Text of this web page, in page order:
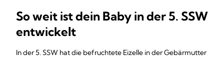
So weit ist dein Baby in der 5. SSW
entwickelt
In der 5. SSW hat die befruchtete Eizelle in der Gebärmutter